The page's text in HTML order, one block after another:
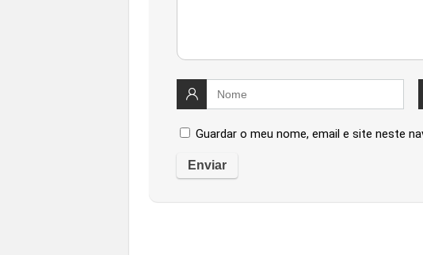
Guardar o meu nome, email e site neste